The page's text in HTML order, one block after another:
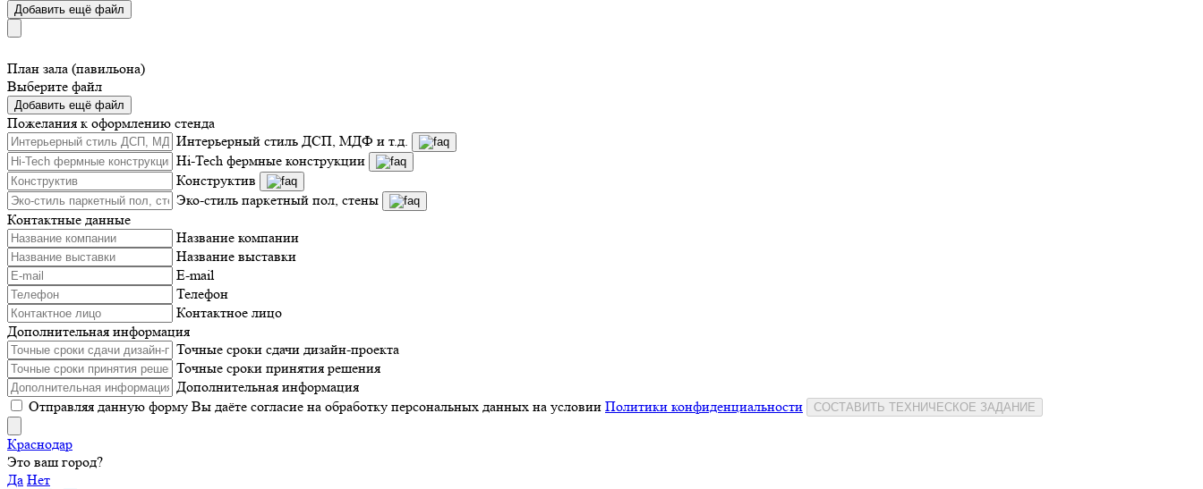
Добавить ещё файл
План зала (павильона)
Выберите файл
Добавить ещё файл
Пожелания к оформлению стенда
Интерьерный стиль ДСП, МДФ и т.д.
Hi-Tech фермные конструкции
Конструктив
Эко-стиль паркетный пол, стены
Контактные данные
Название компании
Название выставки
E-mail
Телефон
Контактное лицо
Дополнительная информация
Точные сроки сдачи дизайн-проекта
Точные сроки принятия решения
Дополнительная информация
Отправляя данную форму Вы даёте согласие на обработку персональных данных на условии Политики конфиденциальности СОСТАВИТЬ ТЕХНИЧЕСКОЕ ЗАДАНИЕ
Краснодар
Это ваш город?
Да Нет